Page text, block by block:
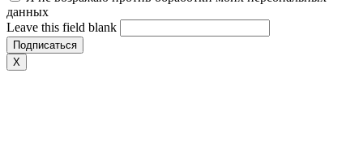
данных
Leave this field blank
X